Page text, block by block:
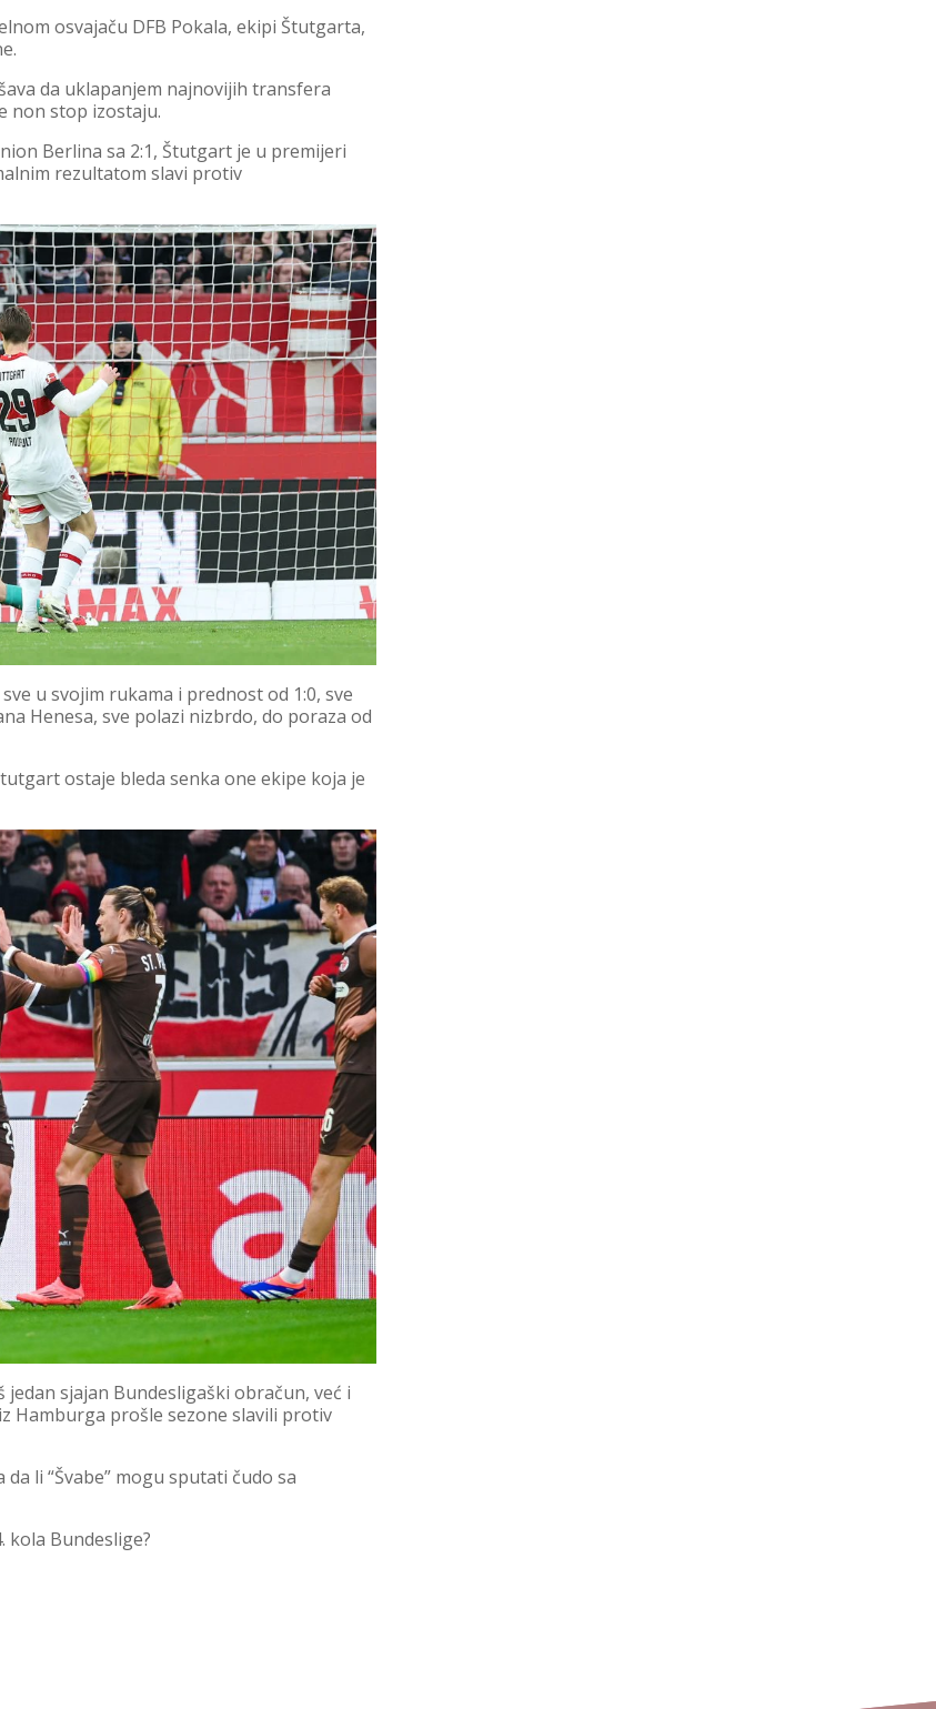
osvajaču DFB Pokala, ekipi Štutgarta,
da uklapanjem najnovijih transfera
non stop izostaju.
Berlina sa 2:1, Štutgart je u premijeri
rezultatom slavi protiv
u svojim rukama i prednost od 1:0, sve
Henesa, sve polazi nizbrdo, do poraza od
ostaje bleda senka one ekipe koja je
sjajan Bundesligaški obračun, već i
Hamburga prošle sezone slavili protiv
li “Švabe” mogu sputati čudo sa
Bundeslige?